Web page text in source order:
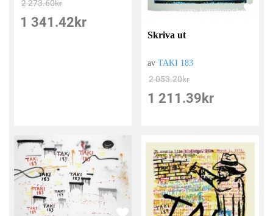
2 273.60kr
1 341.42 kr
Skriva ut
avTAKI 183
2 053.20kr
1 211.39 kr